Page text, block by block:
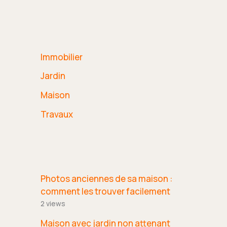
Immobilier
Jardin
Maison
Travaux
Photos anciennes de sa maison :
comment les trouver facilement
2 views
Maison avec jardin non attenant